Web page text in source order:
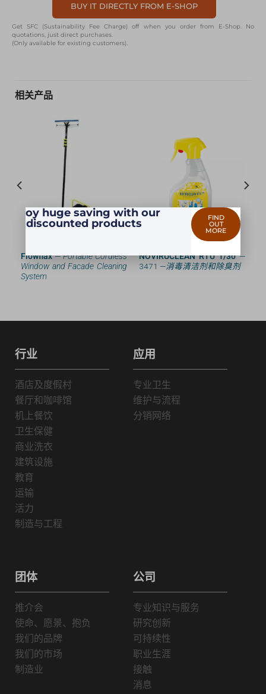
BUY IT DIRECTLY FROM E-SHOP
Get SFC (Sustainability Fee Charge) off when you order from E-Shop. No
quotations, just direct purchases.
(Only available for existing customers).
相关产品
Flowflax—Portable Cordless
Window and Facade Cleaning
System
NOVIRUCLEAN RTU 1/30—
3471 —消毒清洁剂和除臭剂
行业
酒店及度假村
餐厅和咖啡馆
机上餐饮
卫生保健
商业洗衣
建筑设施
教育
运输
活力
制造与工程
应用
专业卫生
维护与流程
分销网络
团体
推介会
使命、愿景、抱负
我们的品牌
我们的市场
制造业
公司
专业知识与服务
研究创新
可持续性
职业生涯
接触
消息
Enjoy huge saving with our
discounted products
FIND
OUT
MORE